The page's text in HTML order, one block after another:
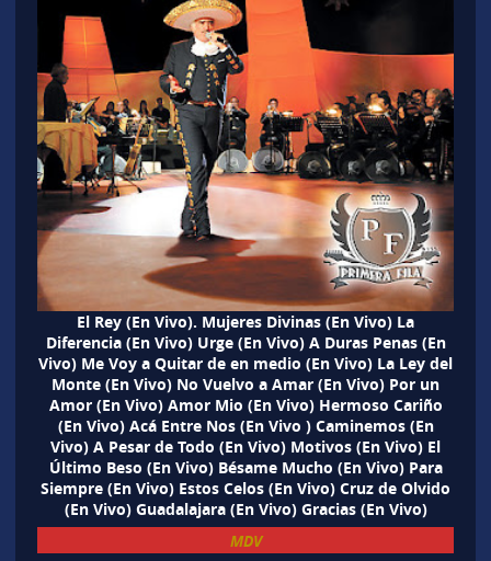
El Rey (En Vivo). Mujeres Divinas (En Vivo) La
Diferencia (En Vivo) Urge (En Vivo) A Duras Penas (En
Vivo) Me Voy a Quitar de en medio (En Vivo) La Ley del
Monte (En Vivo) No Vuelvo a Amar (En Vivo) Por un
Amor (En Vivo) Amor Mio (En Vivo) Hermoso Cariño
(En Vivo) Acá Entre Nos (En Vivo ) Caminemos (En
Vivo) A Pesar de Todo (En Vivo) Motivos (En Vivo) El
Último Beso (En Vivo) Bésame Mucho (En Vivo) Para
Siempre (En Vivo) Estos Celos (En Vivo) Cruz de Olvido
(En Vivo) Guadalajara (En Vivo) Gracias (En Vivo)
MDV